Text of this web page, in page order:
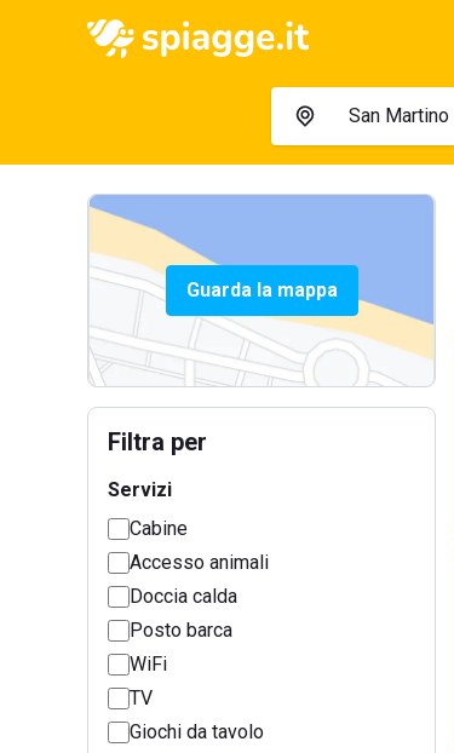
Guarda la mappa
Filtra per
Servizi
Cabine
Accesso animali
Doccia calda
Posto barca
WiFi
TV
Giochi da tavolo